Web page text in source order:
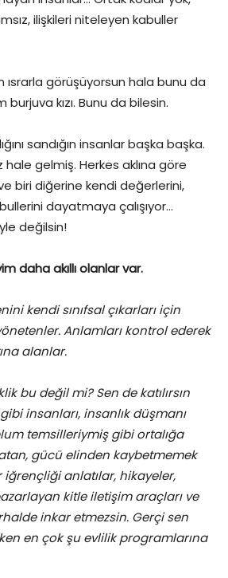
ilişkileri niteleyen kabuller
ısrarla görüşüyorsun hala bunu da
kızı. Bunu da bilesin.
sandığın insanlar başka başka.
hale gelmiş. Herkes aklına göre
biri diğerine kendi değerlerini,
dayatmaya çalışıyor…
değilsin!
daha akıllı olanlar var.
kendi sınıfsal çıkarları için
Anlamları kontrol ederek
alanlar.
bu değil mi? Sen de katılırsın
insanları, insanlık düşmanı
temsilleriymiş gibi ortalığa
gücü elinden kaybetmemek
iğrençliği anlatılar, hikayeler,
kitle iletişim araçları ve
inkar etmezsin. Gerçi sen
en çok şu evlilik programlarına